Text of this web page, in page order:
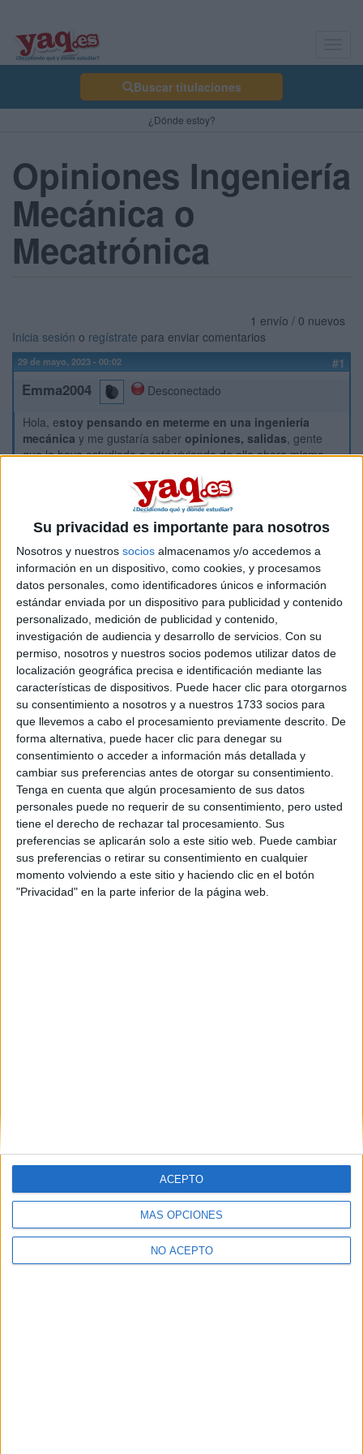
Su privacidad es importante para nosotros
Nosotros y nuestros socios almacenamos y/o accedemos a
información en un dispositivo, como cookies, y procesamos
datos personales, como identificadores únicos e información
estándar enviada por un dispositivo para publicidad y contenido
personalizado, medición de publicidad y contenido,
investigación de audiencia y desarrollo de servicios. Con su
permiso, nosotros y nuestros socios podemos utilizar datos de
localización geográfica precisa e identificación mediante las
características de dispositivos. Puede hacer clic para otorgarnos
su consentimiento a nosotros y a nuestros 1733 socios para
que llevemos a cabo el procesamiento previamente descrito. De
forma alternativa, puede hacer clic para denegar su
consentimiento o acceder a información más detallada y
cambiar sus preferencias antes de otorgar su consentimiento.
Tenga en cuenta que algún procesamiento de sus datos
personales puede no requerir de su consentimiento, pero usted
tiene el derecho de rechazar tal procesamiento. Sus
preferencias se aplicarán solo a este sitio web. Puede cambiar
sus preferencias o retirar su consentimiento en cualquier
momento volviendo a este sitio y haciendo clic en el botón
"Privacidad" en la parte inferior de la página web.
MÁS OPCIONES
NO ACEPTO
ACEPTO
Buscar titulaciones
¿Dónde estoy?
Opiniones Ingeniería
Mecánica o
Mecatrónica
1 envío / 0 nuevos
Inicia sesión o regístrate para enviar comentarios
29 de mayo, 2023 - 00:02 #1
Emma2004
Desconectado
Hola, estoy pensando en meterme en una ingeniería
mecánica y me gustaría saber opiniones, salidas, gente
que lo haya estudiado o esté viviendo de ello ahora mismo...
y más práctico de construir y diseñar máquinas, me interesa
el departamente de I + D. No me gustaría
haciendo matemáticas por eso me gustaría saber si parte de
la carrera es más práctica o hay salidas y trabajos más
prácticos... Opiniones. También me interesa laIngeniería
Mecatrónica. Alguien que la esté estudiando o trabajando de
ellos me vendría muy bien! Gracias
Además vengo de haber estado un año estudiando
Comunicación Audivisual, me he dado cuenta de q no es lo
mío y me gustaría estudiar una ingeniería que siempre ha
sido algo que he querido hacer. Tendría que prepararme la
selectividad de ciencias de nuevo porque hice letras, por lo
que sería un gran esfuerzo y quiero estar segura de que
podré trabajar de algo que me gusta. Gracias a cualquiera q
responda :)
Inicio
Etiquetas: La universidad - un mundo Ingeniería Mecánica